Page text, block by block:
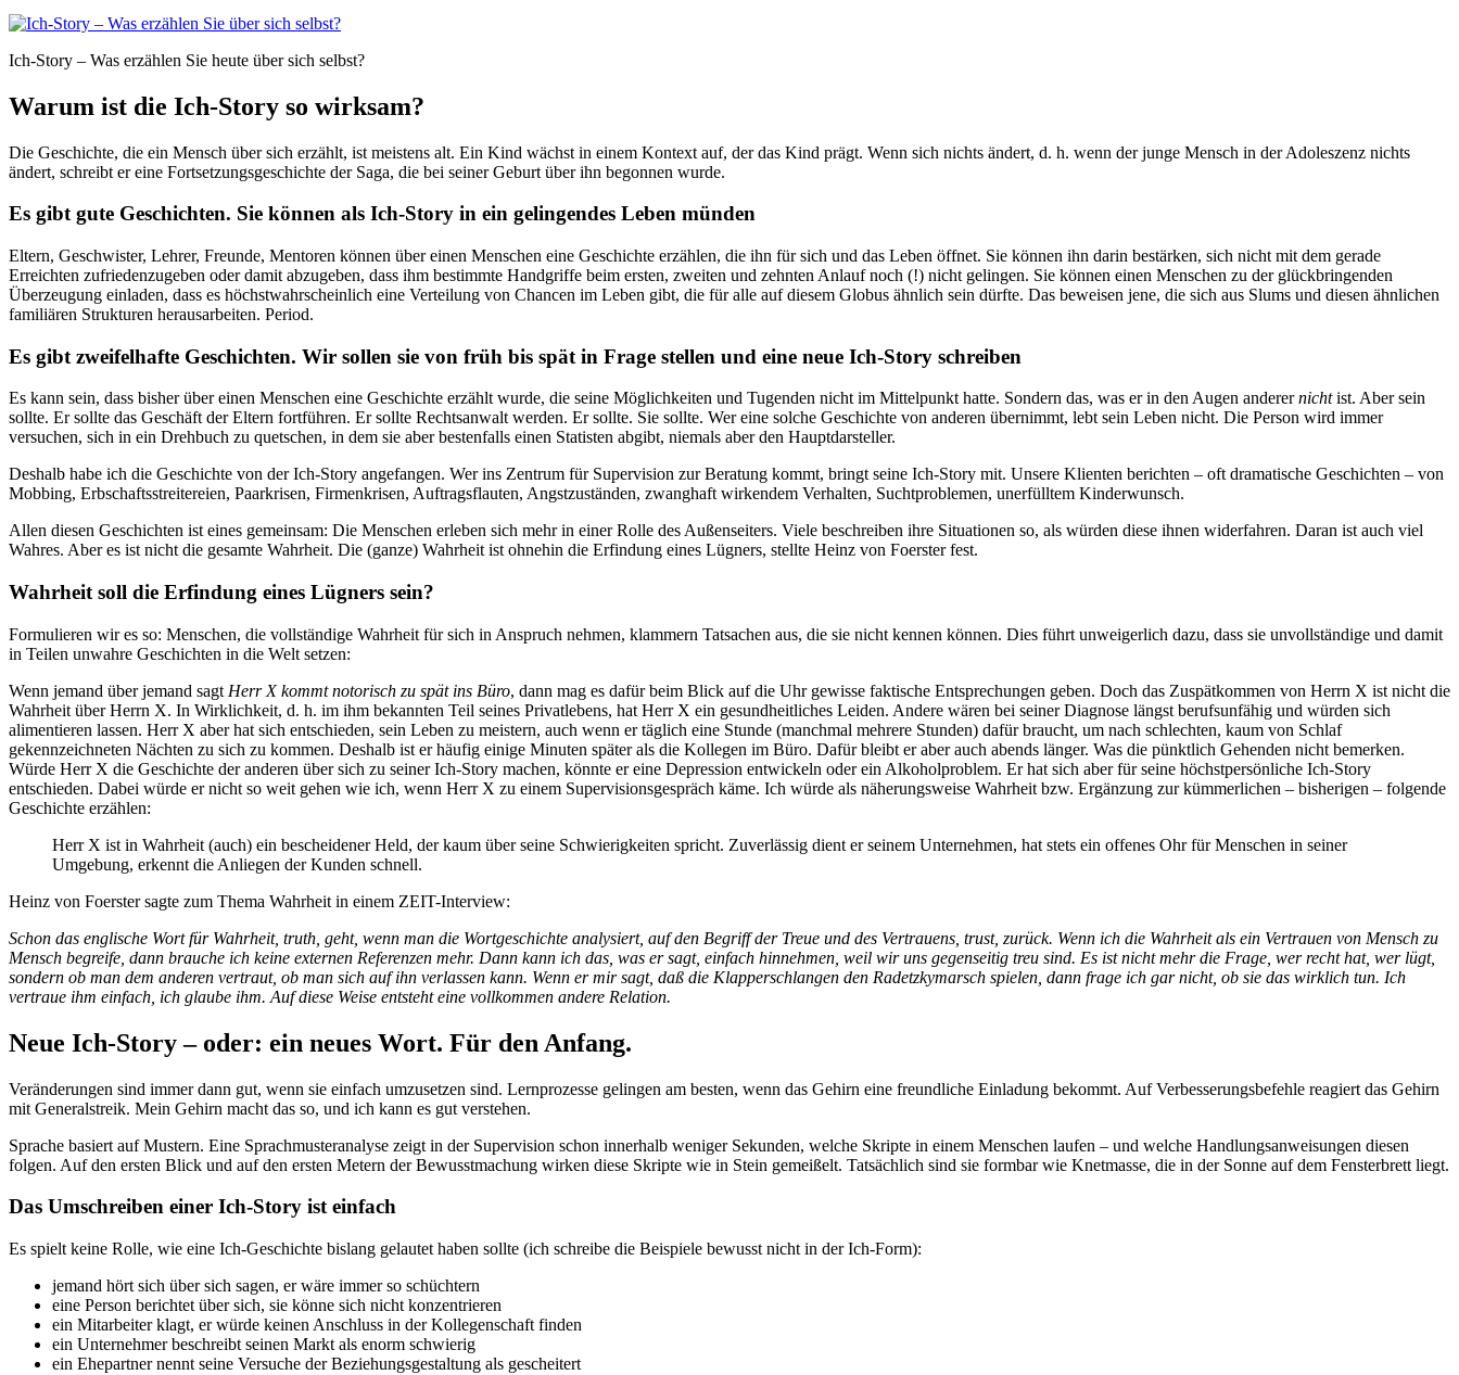
Ich-Story – Was erzählen Sie heute über sich selbst?
Warum ist die Ich-Story so wirksam?
Die Geschichte, die ein Mensch über sich erzählt, ist meistens alt. Ein Kind wächst in einem Kontext auf, der das Kind prägt. Wenn sich nichts ändert, d. h. wenn der junge Mensch in der Adoleszenz nichts
ändert, schreibt er eine Fortsetzungsgeschichte der Saga, die bei seiner Geburt über ihn begonnen wurde.
Es gibt gute Geschichten. Sie können als Ich-Story in ein gelingendes Leben münden
Eltern, Geschwister, Lehrer, Freunde, Mentoren können über einen Menschen eine Geschichte erzählen, die ihn für sich und das Leben öffnet. Sie können ihn darin bestärken, sich nicht mit dem gerade
Erreichten zufriedenzugeben oder damit abzugeben, dass ihm bestimmte Handgriffe beim ersten, zweiten und zehnten Anlauf noch (!) nicht gelingen. Sie können einen Menschen zu der glückbringenden
Überzeugung einladen, dass es höchstwahrscheinlich eine Verteilung von Chancen im Leben gibt, die für alle auf diesem Globus ähnlich sein dürfte. Das beweisen jene, die sich aus Slums und diesen ähnlichen
familiären Strukturen herausarbeiten. Period.
Es gibt zweifelhafte Geschichten. Wir sollen sie von früh bis spät in Frage stellen und eine neue Ich-Story schreiben
Es kann sein, dass bisher über einen Menschen eine Geschichte erzählt wurde, die seine Möglichkeiten und Tugenden nicht im Mittelpunkt hatte. Sondern das, was er in den Augen anderernichtist. Aber sein
sollte. Er sollte das Geschäft der Eltern fortführen. Er sollte Rechtsanwalt werden. Er sollte. Sie sollte. Wer eine solche Geschichte von anderen übernimmt, lebt sein Leben nicht. Die Person wird immer
versuchen, sich in ein Drehbuch zu quetschen, in dem sie aber bestenfalls einen Statisten abgibt, niemals aber den Hauptdarsteller.
Deshalb habe ich die Geschichte von der Ich-Story angefangen. Wer ins Zentrum für Supervision zur Beratung kommt, bringt seine Ich-Story mit. Unsere Klienten berichten – oft dramatische Geschichten – von
Mobbing, Erbschaftsstreitereien, Paarkrisen, Firmenkrisen, Auftragsflauten, Angstzuständen, zwanghaft wirkendem Verhalten, Suchtproblemen, unerfülltem Kinderwunsch.
Allen diesen Geschichten ist eines gemeinsam: Die Menschen erleben sich mehr in einer Rolle des Außenseiters. Viele beschreiben ihre Situationen so, als würden diese ihnen widerfahren. Daran ist auch viel
Wahres. Aber es ist nicht die gesamte Wahrheit. Die (ganze) Wahrheit ist ohnehin die Erfindung eines Lügners, stellte Heinz von Foerster fest.
Wahrheit soll die Erfindung eines Lügners sein?
Formulieren wir es so: Menschen, die vollständige Wahrheit für sich in Anspruch nehmen, klammern Tatsachen aus, die sie nicht kennen können. Dies führt unweigerlich dazu, dass sie unvollständige und damit
in Teilen unwahre Geschichten in die Welt setzen:
Wenn jemand über jemand sagt Herr X kommt notorisch zu spät ins Büro, dann mag es dafür beim Blick auf die Uhr gewisse faktische Entsprechungen geben. Doch das Zuspätkommen von Herrn X ist nicht die
Wahrheit über Herrn X. In Wirklichkeit, d. h. im ihm bekannten Teil seines Privatlebens, hat Herr X ein gesundheitliches Leiden. Andere wären bei seiner Diagnose längst berufsunfähig und würden sich
alimentieren lassen. Herr X aber hat sich entschieden, sein Leben zu meistern, auch wenn er täglich eine Stunde (manchmal mehrere Stunden) dafür braucht, um nach schlechten, kaum von Schlaf
gekennzeichneten Nächten zu sich zu kommen. Deshalb ist er häufig einige Minuten später als die Kollegen im Büro. Dafür bleibt er aber auch abends länger. Was die pünktlich Gehenden nicht bemerken.
Würde Herr X die Geschichte der anderen über sich zu seiner Ich-Story machen, könnte er eine Depression entwickeln oder ein Alkoholproblem. Er hat sich aber für seine höchstpersönliche Ich-Story
entschieden. Dabei würde er nicht so weit gehen wie ich, wenn Herr X zu einem Supervisionsgespräch käme. Ich würde als näherungsweise Wahrheit bzw. Ergänzung zur kümmerlichen – bisherigen – folgende
Geschichte erzählen:
Herr X ist in Wahrheit (auch) ein bescheidener Held, der kaum über seine Schwierigkeiten spricht. Zuverlässig dient er seinem Unternehmen, hat stets ein offenes Ohr für Menschen in seiner
Umgebung, erkennt die Anliegen der Kunden schnell.
Heinz von Foerster sagte zum Thema Wahrheit in einem ZEIT-Interview:
Schon das englische Wort für Wahrheit, truth, geht, wenn man die Wortgeschichte analysiert, auf den Begriff der Treue und des Vertrauens, trust, zurück. Wenn ich die Wahrheit als ein Vertrauen von Mensch zu
Mensch begreife, dann brauche ich keine externen Referenzen mehr. Dann kann ich das, was er sagt, einfach hinnehmen, weil wir uns gegenseitig treu sind. Es ist nicht mehr die Frage, wer recht hat, wer lügt,
sondern ob man dem anderen vertraut, ob man sich auf ihn verlassen kann. Wenn er mir sagt, daß die Klapperschlangen den Radetzkymarsch spielen, dann frage ich gar nicht, ob sie das wirklich tun. Ich
vertraue ihm einfach, ich glaube ihm. Auf diese Weise entsteht eine vollkommen andere Relation.
Neue Ich-Story – oder: ein neues Wort. Für den Anfang.
Veränderungen sind immer dann gut, wenn sie einfach umzusetzen sind. Lernprozesse gelingen am besten, wenn das Gehirn eine freundliche Einladung bekommt. Auf Verbesserungsbefehle reagiert das Gehirn
mit Generalstreik. Mein Gehirn macht das so, und ich kann es gut verstehen.
Sprache basiert auf Mustern. Eine Sprachmusteranalyse zeigt in der Supervision schon innerhalb weniger Sekunden, welche Skripte in einem Menschen laufen – und welche Handlungsanweisungen diesen
folgen. Auf den ersten Blick und auf den ersten Metern der Bewusstmachung wirken diese Skripte wie in Stein gemeißelt. Tatsächlich sind sie formbar wie Knetmasse, die in der Sonne auf dem Fensterbrett liegt.
Das Umschreiben einer Ich-Story ist einfach
Es spielt keine Rolle, wie eine Ich-Geschichte bislang gelautet haben sollte (ich schreibe die Beispiele bewusst nicht in der Ich-Form):
jemand hört sich über sich sagen, er wäre immer so schüchtern
eine Person berichtet über sich, sie könne sich nicht konzentrieren
ein Mitarbeiter klagt, er würde keinen Anschluss in der Kollegenschaft finden
ein Unternehmer beschreibt seinen Markt als enorm schwierig
ein Ehepartner nennt seine Versuche der Beziehungsgestaltung als gescheitert